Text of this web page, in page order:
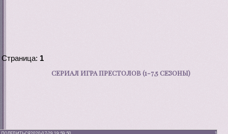
СЕРИАЛ ИГРА ПРЕСТОЛОВ (1-7,5 СЕЗОНЫ)
Страница: 1